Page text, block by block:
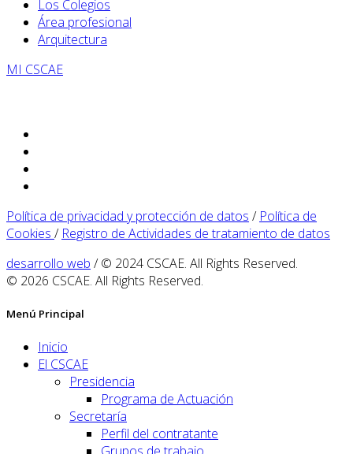
Los Colegios
Área profesional
Arquitectura
MI CSCAE
Política de privacidad y protección de datos / Política de
Cookies / Registro de Actividades de tratamiento de datos
desarrollo web / © 2024 CSCAE. All Rights Reserved.
© 2026 CSCAE. All Rights Reserved.
Menú Principal
Inicio
El CSCAE
Presidencia
Programa de Actuación
Secretaría
Perfil del contratante